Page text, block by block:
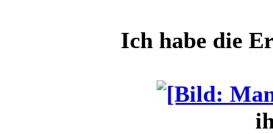
Ich habe die